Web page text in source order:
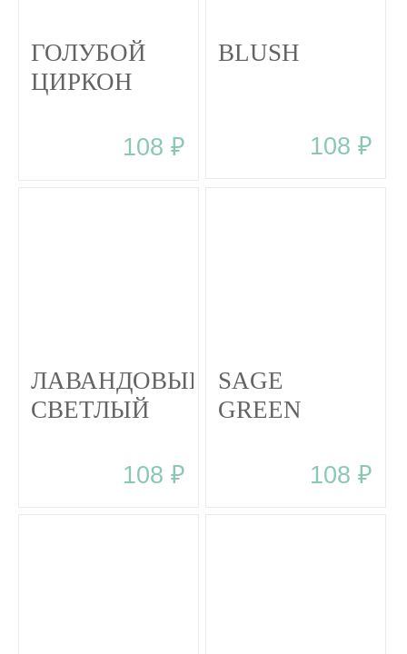
ГОЛУБОЙ
ЦИРКОН
108 ₽
BLUSH
108 ₽
ЛАВАНДОВЫЙ
СВЕТЛЫЙ
108 ₽
SAGE
GREEN
108 ₽